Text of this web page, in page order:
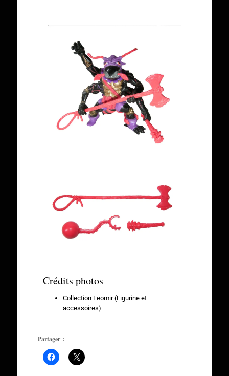
Crédits photos
Collection Leomir (Figurine et
accessoires)
Partager :